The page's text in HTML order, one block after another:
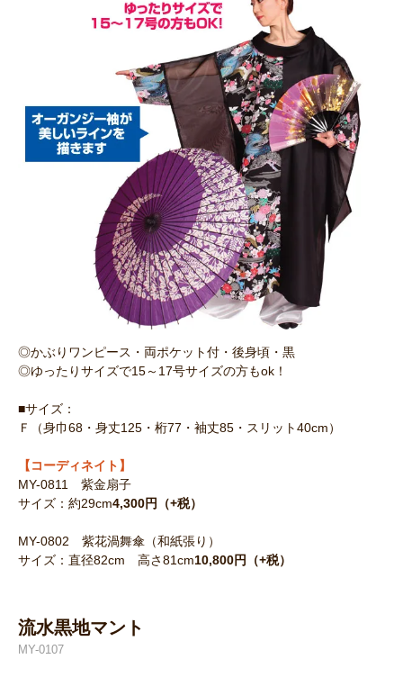
◎かぶりワンピース・両ポケット付・後身頃・黒
◎ゆったりサイズで15～17号サイズの方もok！
■サイズ：
Ｆ（身巾68・身丈125・桁77・袖丈85・スリット40cm）
【コーディネイト】
MY-0811 紫金扇子
サイズ：約29cm4,300円（+税）
MY-0802 紫花渦舞傘（和紙張り）
サイズ：直径82cm 高さ81cm10,800円（+税）
流水黒地マント
MY-0107